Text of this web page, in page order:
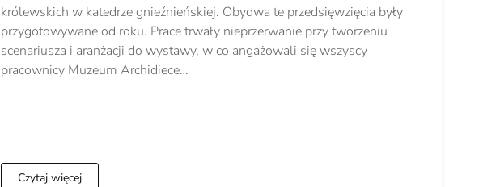
królewskich w katedrze gnieźnieńskiej. Obydwa te przedsięwzięcia były
przygotowywane od roku. Prace trwały nieprzerwanie przy tworzeniu
scenariusza i aranżacji do wystawy, w co angażowali się wszyscy
pracownicy Muzeum Archidiece…
Czytaj więcej